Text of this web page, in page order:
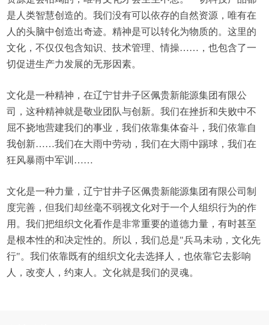
是人类智慧创造的。我们没有可以依存的自然资源，唯有在
人的头脑中创造出奇迹。精神是可以转化为物质的。这里的
文化，不仅仅包含知识、技术管理、情操……，也包含了一
切促进生产力发展的无形因素。
文化是一种精神，在辽宁甘井子区佩贵新能源集团有限公
司，这种精神就是敬业团队与创新。我们在挫折和失败中不
屈不挠地营建我们的事业，我们依靠集体奋斗，我们依靠自
我创新……我们在大雨中劳动，我们在大雨中踢球，我们在
狂风暴雨中军训……
文化是一种力量，辽宁甘井子区佩贵新能源集团有限公司制
度完善，但我们却丝毫不弱视文化对于一个人组织行为的作
用。我们把组织文化看作是非常重要的道德力量，有时甚至
是根本性的和决定性的。所以，我们总是"兵马未动，文化先
行"。我们依靠既有的组织文化去选择人，也依靠它去影响
人，改变人，约束人。文化就是我们的灵魂。